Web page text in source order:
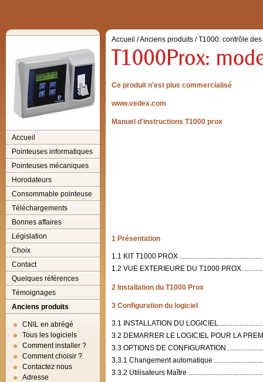
Accueil
Pointeuses informatiques
Pointeuses mécaniques
Horodateurs
Consommable pointeuse
Téléchargements
Bonnes affaires
Législation
Choix
Contact
Quelques références
Témoignages
Anciens produits
CNIL en abrégé
Tous les logiciels
Comment installer ?
Comment choisir ?
Contactez nous
Adresse
Accueil /Anciens produits /T1000: contrôle
Ce produit n'est plus commercialisé
www.vedex.com
Manuel d'instructions T1000 prox
1 Présentation
1.1 KIT T1000 PROX
1.2 VUE EXTERIEURE DU T1000 PROX
2 Installation du T1000 Prox
3 Configuration du logiciel
3.1 INSTALLATION DU
3.2 DEMARRER LE LOGICIEL POUR LA
3.3 OPTIONS DE
3.3.1 Changement automatique
3.3.2 Utilisateurs Maître